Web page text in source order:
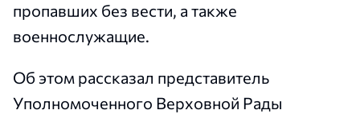
пропавших без вести, а также
военнослужащие.
Об этом рассказал представитель
Уполномоченного Верховной Рады